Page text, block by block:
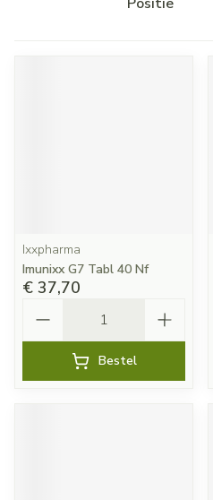
Sorteer op:
Ixxpharma
Imunixx G7 Tabl 40 Nf
€ 37,70
Bestel